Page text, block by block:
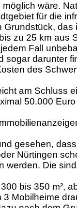
wäre.
für die
Grundstück,
zu 25 km aus
Fall
sogar darunter
des
am Schluss
50.000
gesehen,
Nürtingen
werden. Die
bis 350 m²,
3 Mobilheime